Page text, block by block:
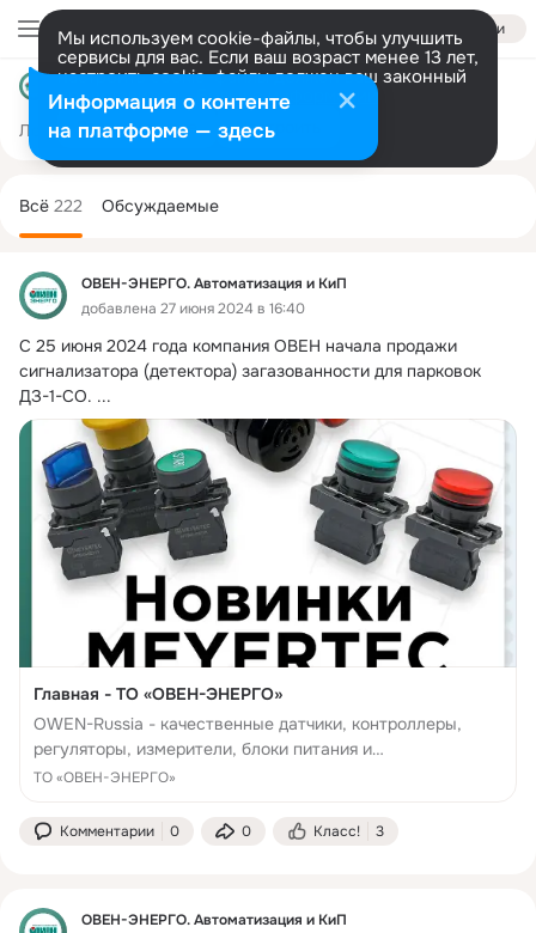
Войти
Мы используем cookie-файлы, чтобы улучшить
сервисы для вас. Если ваш возраст менее 13 лет,
настроить cookie-файлы должен ваш законный
представитель. Больше информации
Разрешить все Настроить
Лента Участники 1.6K Товары
ОВЕН-ЭНЕРГО. Автоматизация и КиП
добавлена 27 июня 2024 в 16:40
С 25 июня 2024 года компания ОВЕН начала продажи
сигнализатора (детектора) загазованности для парковок
ДЗ-1-СО. ...
Главная - ТО «ОВЕН-ЭНЕРГО»
OWEN-Russia - качественные датчики, контроллеры,
регуляторы, измерители, блоки питания и
терморегуляторы. Заказывайте онлайн с быстрой
ТО «ОВЕН-ЭНЕРГО»
Комментарии 0 0 Класс! 3
ОВЕН-ЭНЕРГО. Автоматизация и КиП
колонка
Всё 222 Обсуждаемые
Информация о контенте
на платформе — здесь